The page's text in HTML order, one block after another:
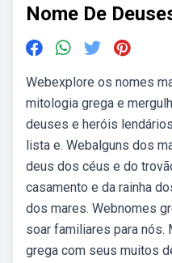
Nome De
Webexplore os nomes
mitologia grega e
deuses e heróis
lista e. Webalguns dos
deus dos céus e do
casamento e da rainha
dos mares. Webnomes
soar familiares para
grega com seus muitos